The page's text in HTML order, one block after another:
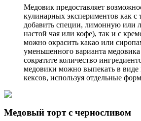
Медовик предоставляет
кулинарных экспериментов как с
добавить специи, лимонную или
настой чая или кофе), так и с
можно окрасить какао или
уменьшенного варианта
сократите количество
медовики можно выпекать в
кексов, используя отдельные
Медовый торт с черносливом